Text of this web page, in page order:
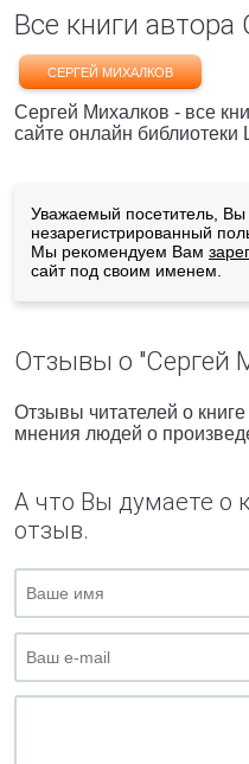
Все книги
СЕРГЕЙ МИХАЛКОВ
Сергей Михалков - все
сайте онлайн библиотеки
Уважаемый посетитель, Вы
незарегистрированный
Мы рекомендуем Вам
сайт под своим именем.
Отзывы о "Сергей
Отзывы читателей о
мнения людей о
А что Вы думаете о
отзыв.